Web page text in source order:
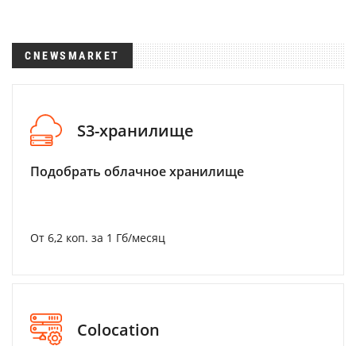
CNEWSMARKET
S3-хранилище
Подобрать облачное хранилище
От 6,2 коп. за 1 Гб/месяц
Colocation